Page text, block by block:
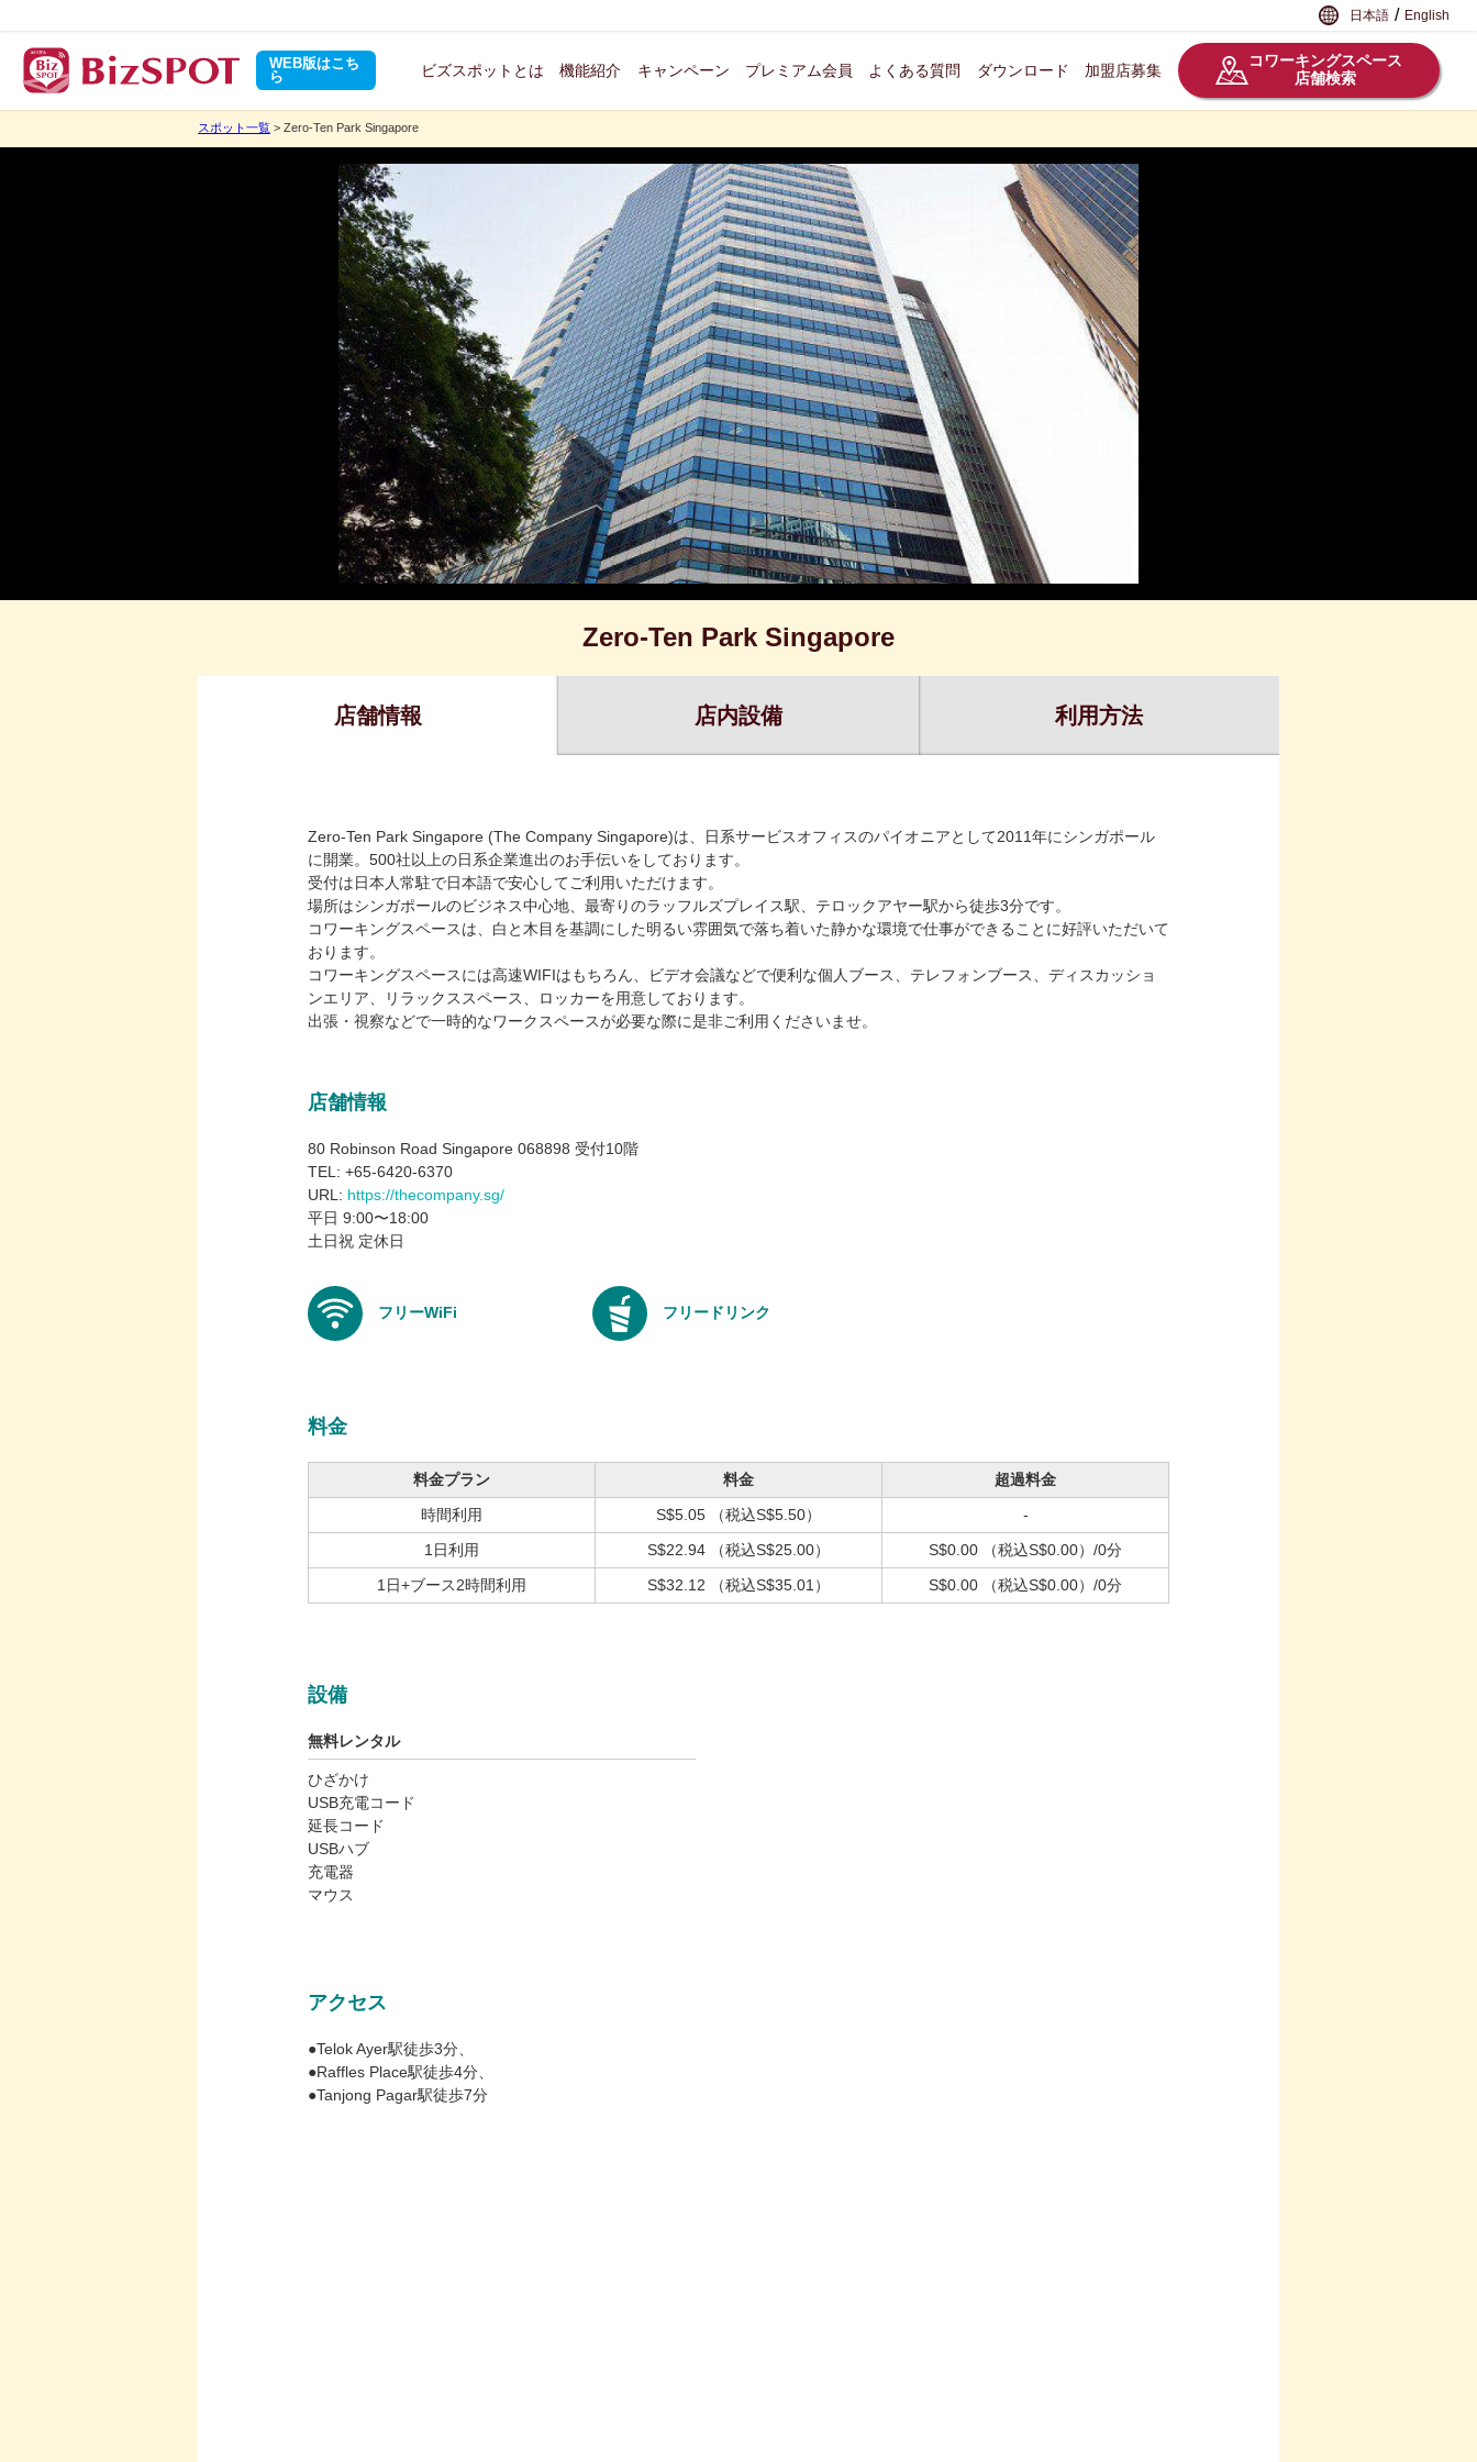
日本語 / English
WEB版はこち
ら
ビズスポットとは 機能紹介 キャンペーン プレミアム会員 よくある質問 ダウンロード 加盟店募集
コワーキングスペース
店舗検索
スポット一覧 > Zero-Ten Park Singapore
Zero-Ten Park Singapore
店舗情報 店内設備 利用方法
Zero-Ten Park Singapore (The Company Singapore)は、日系サービスオフィスのパイオニアとして2011年にシンガポール
に開業。500社以上の日系企業進出のお手伝いをしております。
受付は日本人常駐で日本語で安心してご利用いただけます。
場所はシンガポールのビジネス中心地、最寄りのラッフルズプレイス駅、テロックアヤー駅から徒歩3分です。
コワーキングスペースは、白と木目を基調にした明るい雰囲気で落ち着いた静かな環境で仕事ができることに好評いただいて
おります。
コワーキングスペースには高速WIFIはもちろん、ビデオ会議などで便利な個人ブース、テレフォンブース、ディスカッショ
ンエリア、リラックススペース、ロッカーを用意しております。
出張・視察などで一時的なワークスペースが必要な際に是非ご利用くださいませ。
店舗情報
80 Robinson Road Singapore 068898 受付10階
TEL: +65-6420-6370
URL: https://thecompany.sg/
平日 9:00〜18:00
土日祝 定休日
フリーWiFi フリードリンク
料金
料金プラン 料金
超過料金
時間利用
S$5.05 （税込S$5.50）
-
1日利用
S$22.94 （税込S$25.00） S$0.00 （税込S$0.00） /0分
1日+ブース2時間利用
S$32.12 （税込S$35.01） S$0.00 （税込S$0.00） /0分
設備
無料レンタル
ひざかけ
USB充電コード
延長コード
USBハブ
充電器
マウス
アクセス
●Telok Ayer駅徒歩3分、
●Raffles Place駅徒歩4分、
●Tanjong Pagar駅徒歩7分